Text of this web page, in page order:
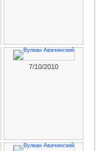
7/10/2010